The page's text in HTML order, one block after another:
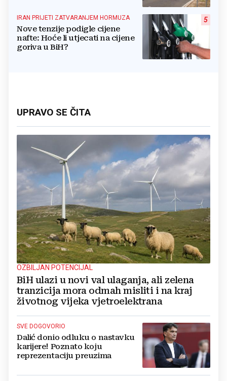
5
IRAN PRIJETI ZATVARANJEM HORMUZA
Nove tenzije podigle cijene
nafte: Hoće li utjecati na cijene
goriva u BiH?
UPRAVO SE ČITA
OZBILJAN POTENCIJAL
BiH ulazi u novi val ulaganja, ali zelena
tranzicija mora odmah misliti i na kraj
životnog vijeka vjetroelektrana
SVE DOGOVORIO
Dalić donio odluku o nastavku
karijere! Poznato koju
reprezentaciju preuzima